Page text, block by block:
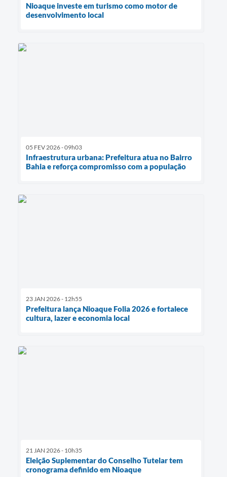
Nioaque investe em turismo como motor de
desenvolvimento local
05 FEV 2026 - 09h03
Infraestrutura urbana: Prefeitura atua no Bairro
Bahia e reforça compromisso com a população
23 JAN 2026 - 12h55
Prefeitura lança Nioaque Folia 2026 e fortalece
cultura, lazer e economia local
21 JAN 2026 - 10h35
Eleição Suplementar do Conselho Tutelar tem
cronograma definido em Nioaque